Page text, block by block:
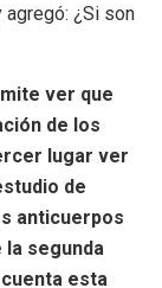
agregó: ¿Si son
ver que
de los
lugar ver
de
anticuerpos
la segunda
esta